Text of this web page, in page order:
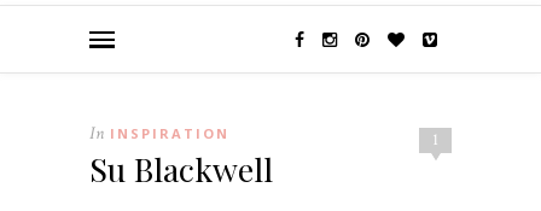
1
In INSPIRATION
Su Blackwell